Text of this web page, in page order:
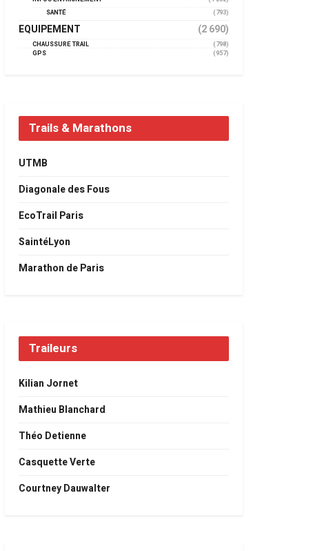
SANTÉ
(793)
EQUIPEMENT (2 690)
CHAUSSURE TRAIL
(798)
GPS
(957)
Trails & Marathons
UTMB
Diagonale des Fous
EcoTrail Paris
SaintéLyon
Marathon de Paris
Traileurs
Kilian Jornet
Mathieu Blanchard
Théo Detienne
Casquette Verte
Courtney Dauwalter